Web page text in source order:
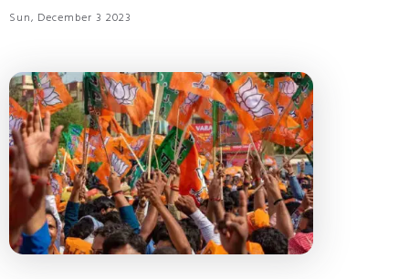
Sun, December 3 2023